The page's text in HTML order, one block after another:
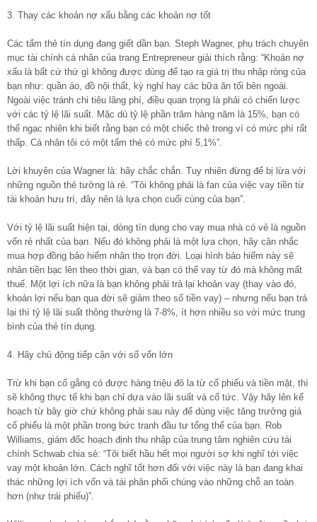
3. Thay các khoản nợ xấu bằng các khoản nợ tốt
Các tấm thẻ tín dụng đang giết dần bạn. Steph Wagner, phụ trách chuyên
mục tài chính cá nhân của trang Entrepreneur giải thích rằng: “Khoản nợ
xấu là bất cứ thứ gì không được dùng để tạo ra giá trị thu nhập ròng của
bạn như: quần áo, đồ nội thất, kỳ nghỉ hay các bữa ăn tối bên ngoài.
Ngoài việc tránh chi tiêu lãng phí, điều quan trọng là phải có chiến lược
với các tỷ lệ lãi suất. Mặc dù tỷ lệ phần trăm hàng năm là 15%, bạn có
thể ngạc nhiên khi biết rằng bạn có một chiếc thẻ trong ví có mức phí rất
thấp. Cá nhân tôi có một tấm thẻ có mức phí 5,1%”.
Lời khuyên của Wagner là: hãy chắc chắn. Tuy nhiên đừng để bị lừa với
những nguồn thẻ tưởng là rẻ. “Tôi không phải là fan của việc vay tiền từ
tài khoản hưu trí, đây nên là lựa chọn cuối cùng của bạn”.
Với tỷ lệ lãi suất hiện tại, dòng tín dụng cho vay mua nhà có vẻ là nguồn
vốn rẻ nhất của bạn. Nếu đó không phải là một lựa chọn, hãy cân nhắc
mua hợp đồng bảo hiểm nhân thọ trọn đời. Loại hình bảo hiểm này sẽ
nhân tiền bạc lên theo thời gian, và bạn có thể vay từ đó mà không mất
thuế. Một lợi ích nữa là bạn không phải trả lại khoản vay (thay vào đó,
khoản lợi nếu bạn qua đời sẽ giảm theo số tiền vay) – nhưng nếu bạn trả
lại thì tỷ lệ lãi suất thông thường là 7-8%, ít hơn nhiều so với mức trung
bình của thẻ tín dụng.
4. Hãy chủ động tiếp cận với số vốn lớn
Trừ khi bạn cố gắng có được hàng triệu đô la từ cổ phiếu và tiền mặt, thì
sẽ không thực tế khi bạn chỉ dựa vào lãi suất và cổ tức. Vậy hãy lên kế
hoạch từ bây giờ chứ không phải sau này để dùng việc tăng trưởng giá
cổ phiếu là một phần trong bức tranh đầu tư tổng thể của bạn. Rob
Williams, giám đốc hoạch định thu nhập của trung tâm nghiên cứu tài
chính Schwab chia sẻ: “Tôi biết hầu hết mọi người sợ khi nghĩ tới việc
vay một khoản lớn. Cách nghĩ tốt hơn đối với việc này là bạn đang khai
thác những lợi ích vốn và tái phân phối chúng vào những chỗ an toàn
hơn (như trái phiếu)”.